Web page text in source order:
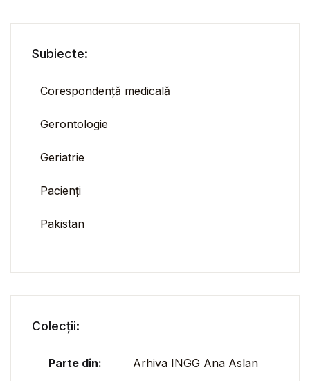
Subiecte:
Corespondență medicală
Gerontologie
Geriatrie
Pacienți
Pakistan
Colecții:
Parte din: Arhiva INGG Ana Aslan